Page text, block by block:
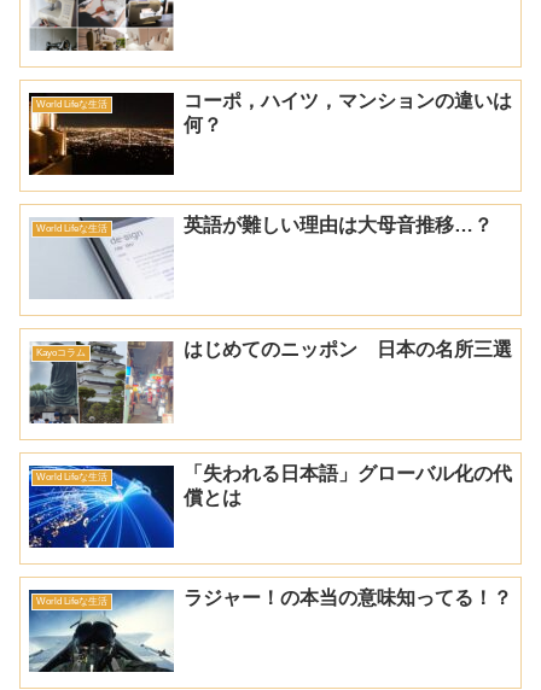
World Lifeな生活
コーポ，ハイツ，マンションの違いは
何？
World Lifeな生活 英語が難しい理由は大母音推移…？
Kayoコラム はじめてのニッポン 日本の名所三選
World Lifeな生活
「失われる日本語」グローバル化の代
償とは
World Lifeな生活 ラジャー！の本当の意味知ってる！？